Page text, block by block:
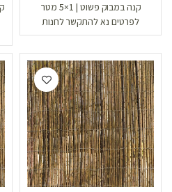
קנה במבוק פשוט | 1×5 מטר
לפרטים נא להתקשר לחנות